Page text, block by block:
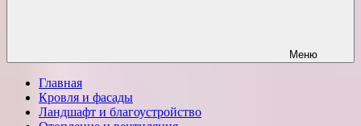
Меню
Главная
Кровля и фасады
Ландшафт и благоустройство